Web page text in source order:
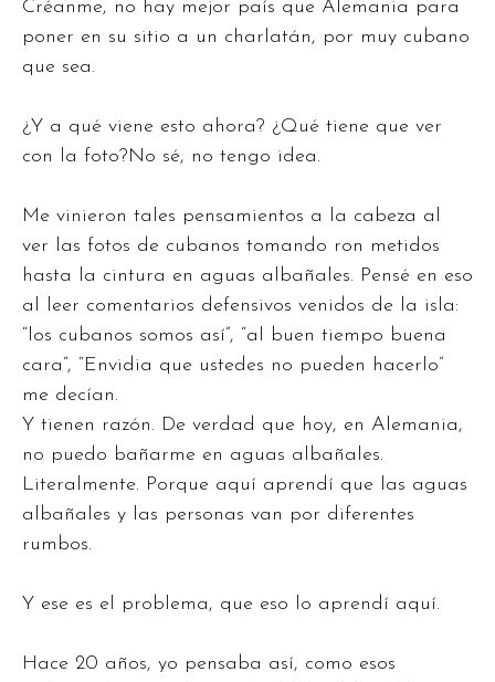
Créanme, no hay mejor país que Alemania para
poner en su sitio a un charlatán, por muy cubano
que sea.
¿Y a qué viene esto ahora? ¿Qué tiene que ver
con la foto?No sé, no tengo idea.
Me vinieron tales pensamientos a la cabeza al
ver las fotos de cubanos tomando ron metidos
hasta la cintura en aguas albañales. Pensé en eso
al leer comentarios defensivos venidos de la isla:
“los cubanos somos así”, “al buen tiempo buena
cara”, “Envidia que ustedes no pueden hacerlo”
me decían.
Y tienen razón. De verdad que hoy, en Alemania,
no puedo bañarme en aguas albañales.
Literalmente. Porque aquí aprendí que las aguas
albañales y las personas van por diferentes
rumbos.
Y ese es el problema, que eso lo aprendí aquí.
Hace 20 años, yo pensaba así, como esos